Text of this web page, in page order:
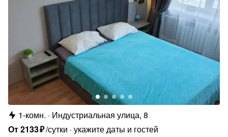
1-комн.
Индустриальная улица, 8
От2133₽/сутки укажите даты и гостей